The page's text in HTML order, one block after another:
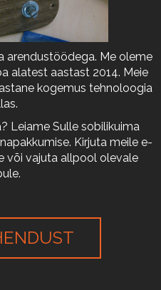
arendustöödega. Me oleme
alatest aastast 2014. Meie
kogemus tehnoloogia
Leiame Sulle sobilikuima
Kirjuta meile e-
või vajuta allpool olevale